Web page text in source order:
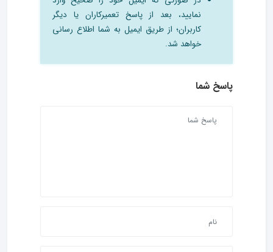
نمایید، بعد از پاسخ تعمیرکاران یا دیگر
کاربران؛ از طریق ایمیل به شما اطلاع رسانی
خواهد شد.
پاسخ شما